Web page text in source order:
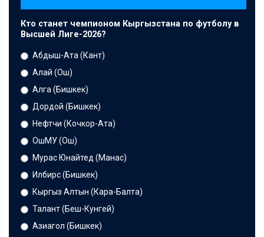
Кто станет чемпионом Кыргызстана по футболу в
Высшей Лиге-2026?
Абдыш-Ата (Кант)
Алай (Ош)
Алга (Бишкек)
Дордой (Бишкек)
Нефтчи (Кочкор-Ата)
ОшМУ (Ош)
Мурас Юнайтед (Манас)
Илбирс (Бишкек)
Кыргыз Алтын (Кара-Балта)
Талант (Беш-Кунгей)
Азиагол (Бишкек)